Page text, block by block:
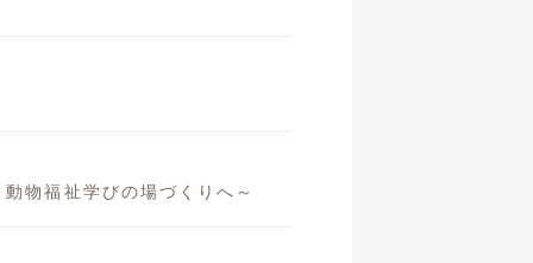
物福祉学びの場づくりへ～